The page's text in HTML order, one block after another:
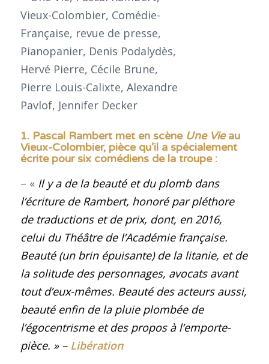
1. Pascal Rambert met en scène Une Vieau
Vieux-Colombier, pièce qu’il a spécialement
écrite pour six comédiens de la troupe :
– « Il y a de la beauté et du plomb dans
l’écriture de Rambert, honoré par pléthore
de traductions et de prix, dont, en 2016,
celui du Théâtre de l’Académie française.
Beauté (un brin épuisante) de la litanie, et de
la solitude des personnages, avocats avant
tout d’eux-mêmes. Beauté des acteurs aussi,
beauté enfin de la pluie plombée de
l’égocentrisme et des propos à l’emporte-
pièce. » – Libération